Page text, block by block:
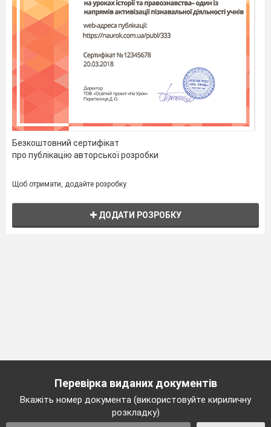
Безкоштовний сертифікат
про публікацію авторської розробки
Щоб отримати, додайте розробку
ДОДАТИ РОЗРОБКУ
Перевірка виданих документів
Вкажіть номер документа (використовуйте кириличну
розкладку)